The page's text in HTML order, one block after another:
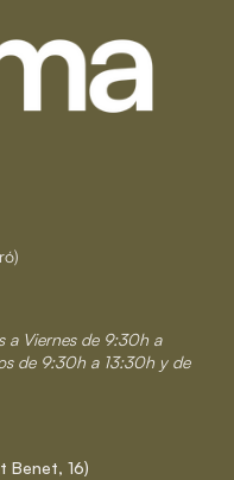
a Viernes de 9:30h a
de 9:30h a 13:30h y de
Benet, 16)